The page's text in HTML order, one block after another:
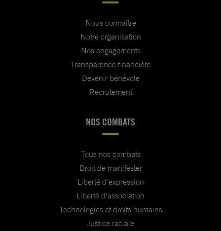
Nous connaître
Notre organisation
Nos engagements
Transparence financière
Devenir bénévole
Recrutement
NOS COMBATS
Tous nos combats
Droit de manifester
Liberté d'expression
Liberté d'association
Technologies et droits humains
Justice raciale